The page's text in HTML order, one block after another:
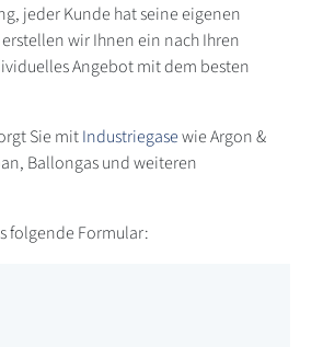
jeder Kunde hat seine eigenen
wir Ihnen ein nach Ihren
Angebot mit dem besten
Sie mitIndustriegasewie Argon &
Ballongas und weiteren
folgende Formular: